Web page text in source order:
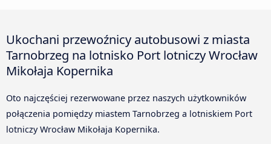
Ukochani przewoźnicy autobusowi z miasta
Tarnobrzeg na lotnisko Port lotniczy Wrocław
Mikołaja Kopernika
Oto najczęściej rezerwowane przez naszych użytkowników
połączenia pomiędzy miastem Tarnobrzeg a lotniskiem Port
lotniczy Wrocław Mikołaja Kopernika.